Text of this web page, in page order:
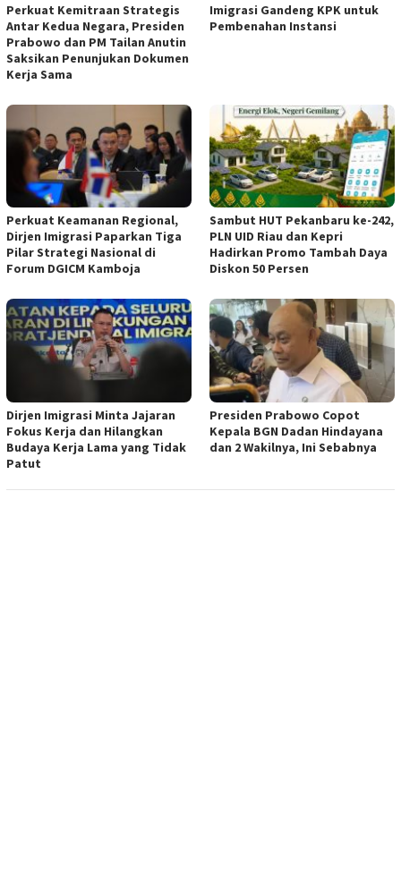
Perkuat Kemitraan Strategis
Antar Kedua Negara, Presiden
Prabowo dan PM Tailan Anutin
Saksikan Penunjukan Dokumen
Kerja Sama
Imigrasi Gandeng KPK untuk
Pembenahan Instansi
Perkuat Keamanan Regional,
Dirjen Imigrasi Paparkan Tiga
Pilar Strategi Nasional di
Forum DGICM Kamboja
Sambut HUT Pekanbaru ke-242,
PLN UID Riau dan Kepri
Hadirkan Promo Tambah Daya
Diskon 50 Persen
Dirjen Imigrasi Minta Jajaran
Fokus Kerja dan Hilangkan
Budaya Kerja Lama yang Tidak
Patut
Presiden Prabowo Copot
Kepala BGN Dadan Hindayana
dan 2 Wakilnya, Ini Sebabnya